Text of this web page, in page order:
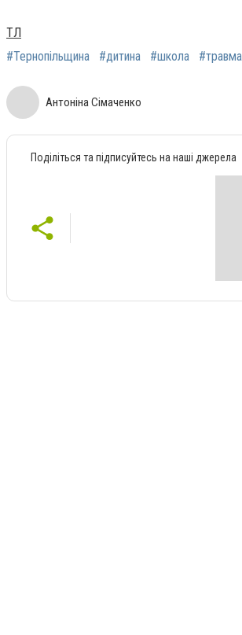
ТЛ
#Тернопільщина
#дитина #школа #травма
Антоніна Сімаченко
Поділіться та підписуйтесь на наші джерела